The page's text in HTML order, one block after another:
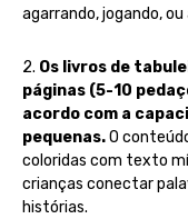
agarrando, jogando,
2. Os livros de
páginas (5-10
acordo com a
pequenas.O
coloridas com texto
crianças conectar
histórias.